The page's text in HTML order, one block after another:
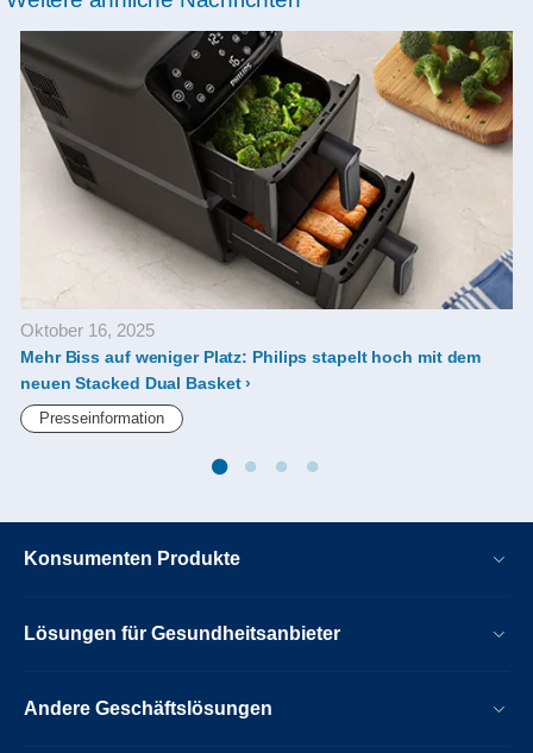
Oktober 16, 2025
Mehr Biss auf weniger Platz: Philips stapelt hoch mit dem
neuen Stacked Dual Basket
Presseinformation
Konsumenten Produkte
Lösungen für Gesundheitsanbieter
Andere Geschäftslösungen